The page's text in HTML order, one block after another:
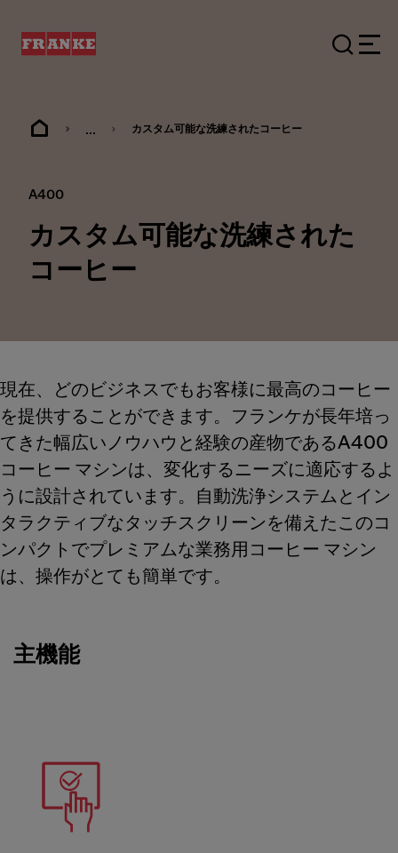
... カスタム可能な洗練されたコーヒー
A400
カスタム可能な洗練された
コーヒー
現在、どのビジネスでもお客様に最高のコーヒー
を提供することができます。フランケが長年培っ
てきた幅広いノウハウと経験の産物であるA400
コーヒー マシンは、変化するニーズに適応するよ
うに設計されています。自動洗浄システムとイン
タラクティブなタッチスクリーンを備えたこのコ
ンパクトでプレミアムな業務用コーヒー マシン
は、操作がとても簡単です。
主機能